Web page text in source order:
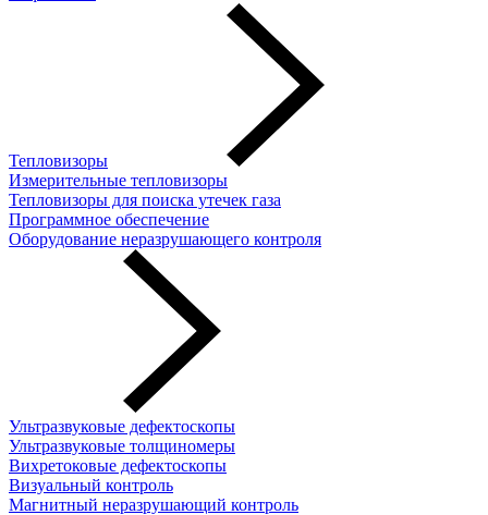
Тепловизоры
Измерительные тепловизоры
Тепловизоры для поиска утечек газа
Программное обеспечение
Оборудование неразрушающего контроля
Ультразвуковые дефектоскопы
Ультразвуковые толщиномеры
Вихретоковые дефектоскопы
Визуальный контроль
Магнитный неразрушающий контроль